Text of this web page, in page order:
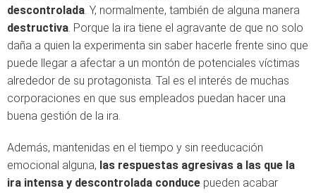
descontrolada. Y, normalmente, también de alguna manera
destructiva. Porque la ira tiene el agravante de que no solo
daña a quien la experimenta sin saber hacerle frente sino que
puede llegar a afectar a un montón de potenciales víctimas
alrededor de su protagonista. Tal es el interés de muchas
corporaciones en que sus empleados puedan hacer una
buena gestión de la ira.
Además, mantenidas en el tiempo y sin reeducación
emocional alguna, las respuestas agresivas a las que la
ira intensa y descontrolada conduce pueden acabar